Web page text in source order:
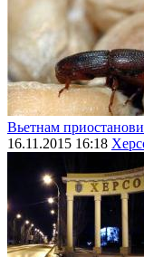
Вьетнам
16.11.2015 16:18